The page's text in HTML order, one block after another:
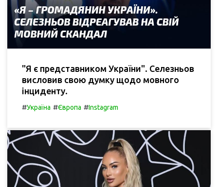
"Я є представником України". Селезньов
висловив свою думку щодо мовного
інциденту.
#Україна #Європа #Instagram